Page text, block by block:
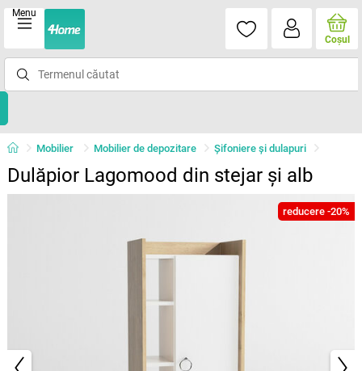
Menu
Coşul
Mobilier Mobilier de depozitare Șifoniere și dulapuri
Dulăpior Lagomood din stejar și alb
reducere -20%